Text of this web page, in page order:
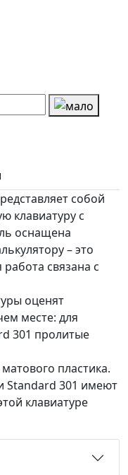
собой
клавиатуру с
оснащена
– это
связана с
оценят
месте: для
301 пролитые
пластика.
Standard 301 имеют
клавиатуре